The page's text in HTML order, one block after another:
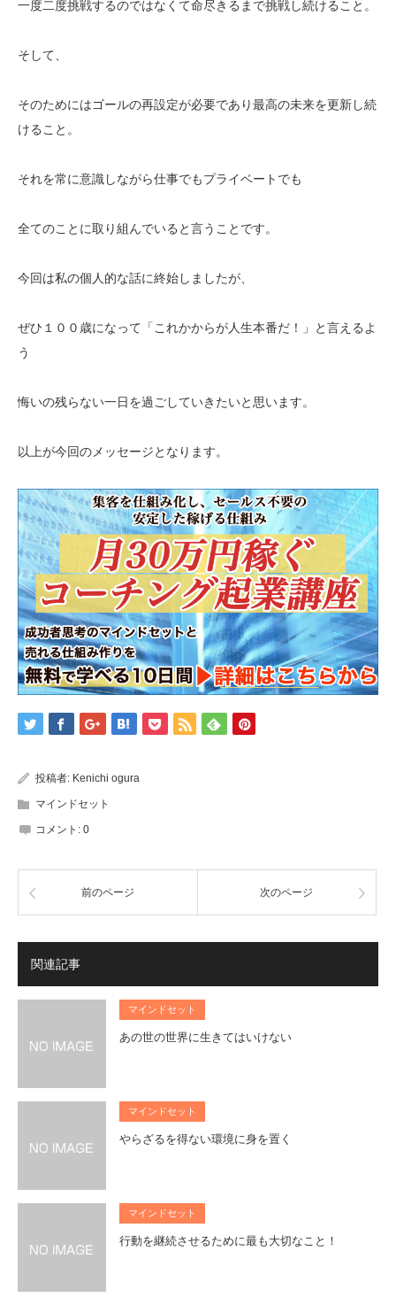
一度二度挑戦するのではなくて命尽きるまで挑戦し続けること。
そして、
そのためにはゴールの再設定が必要であり最高の未来を更新し続
けること。
それを常に意識しながら仕事でもプライベートでも
全てのことに取り組んでいると言うことです。
今回は私の個人的な話に終始しましたが、
ぜひ１００歳になって「これかからが人生本番だ！」と言えるよ
う
悔いの残らない一日を過ごしていきたいと思います。
以上が今回のメッセージとなります。
投稿者: Kenichi ogura
マインドセット
コメント: 0
前のページ 次のページ
関連記事
マインドセット
あの世の世界に生きてはいけない
マインドセット
やらざるを得ない環境に身を置く
マインドセット
行動を継続させるために最も大切なこと！